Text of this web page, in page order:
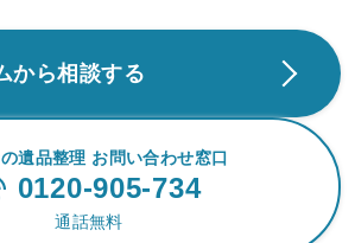
から相談する
遺品整理 お問い合わせ窓口
0120-905-734
通話無料